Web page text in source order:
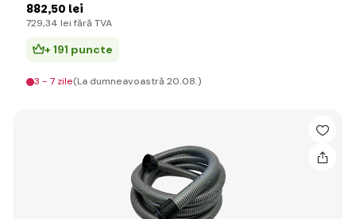
882,50 lei
729,34 lei fără TVA
+ 191 puncte
3 - 7 zile(La dumneavoastră 20.08.)